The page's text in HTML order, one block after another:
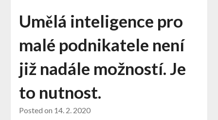
Umělá inteligence pro
malé podnikatele není
již nadále možností. Je
to nutnost.
Posted on 14. 2. 2020